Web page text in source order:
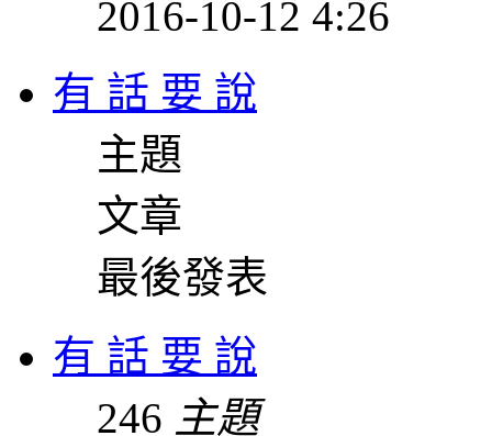
2016-10-12 4:26
有 話 要 說
主題
文章
最後發表
有 話 要 說
246 主題